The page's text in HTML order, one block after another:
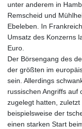
unter anderem in
Remscheid und
Ebeleben. In
Umsatz des Konzerns
Euro.
Der Börsengang des
der größten im
sein. Allerdings
russischen Angriffs auf
zugelegt hatten,
beispielsweise der
einen starken Start